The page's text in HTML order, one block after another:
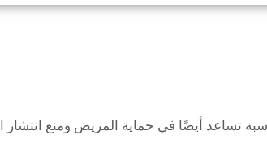
تساعد أيضًا في حماية المريض ومنع انتشار